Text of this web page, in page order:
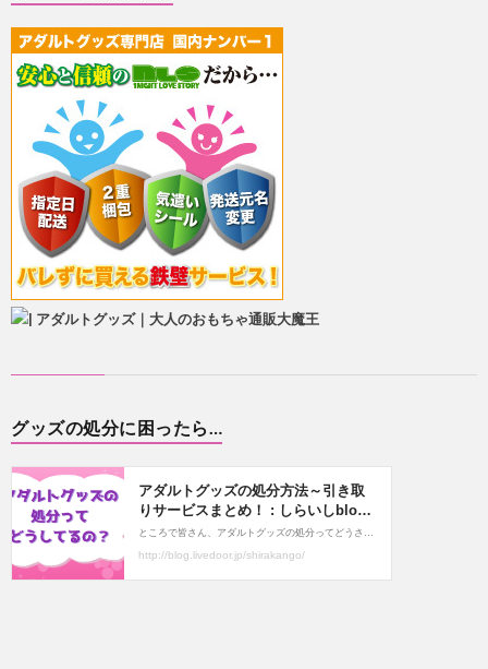
グッズの処分に困ったら…